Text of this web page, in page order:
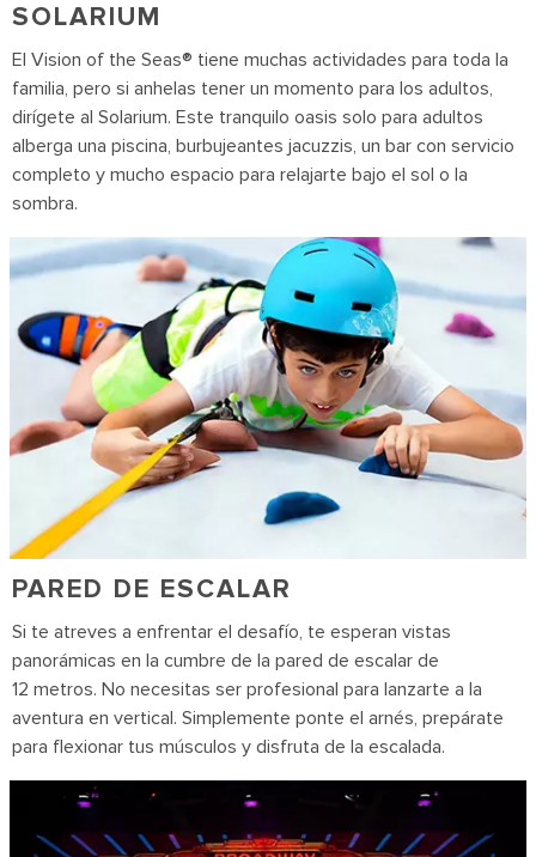
SOLARIUM
El Vision of the Seas® tiene muchas actividades para toda la
familia, pero si anhelas tener un momento para los adultos,
dirígete al Solarium. Este tranquilo oasis solo para adultos
alberga una piscina, burbujeantes jacuzzis, un bar con servicio
completo y mucho espacio para relajarte bajo el sol o la
sombra.
PARED DE ESCALAR
Si te atreves a enfrentar el desafío, te esperan vistas
panorámicas en la cumbre de la pared de escalar de
12 metros. No necesitas ser profesional para lanzarte a la
aventura en vertical. Simplemente ponte el arnés, prepárate
para flexionar tus músculos y disfruta de la escalada.